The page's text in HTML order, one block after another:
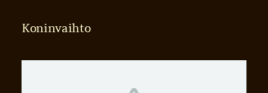
Koninvaihto